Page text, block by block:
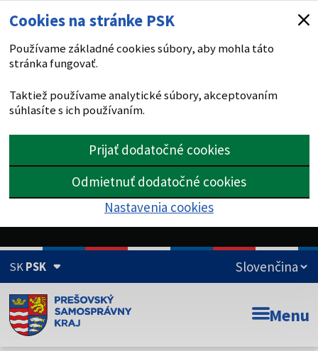
Cookies na stránke PSK
Používame základné cookies súbory, aby mohla táto
stránka fungovať.
Taktiež používame analytické súbory, akceptovaním
súhlasíte s ich používaním.
Prijať dodatočné cookies
Odmietnuť dodatočné cookies
Nastavenia cookies
SKPSK
Doména psk.sk je oficiálna
Toto je oficiálna webová stránka Prešovského
Menu